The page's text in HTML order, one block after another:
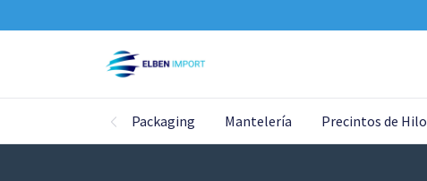
Packaging Mantelería Precintos de Hilo